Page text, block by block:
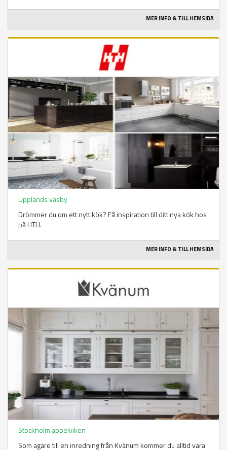
MER INFO & TILL HEMSIDA
Upplands väsby
Drömmer du om ett nytt kök? Få inspiration till ditt nya kök hos
på HTH.
MER INFO & TILL HEMSIDA
Stockholm äppelviken
Som ägare till en inredning från Kvänum kommer du alltid vara